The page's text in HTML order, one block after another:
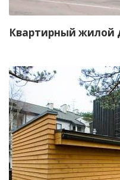
Квартирный жилой